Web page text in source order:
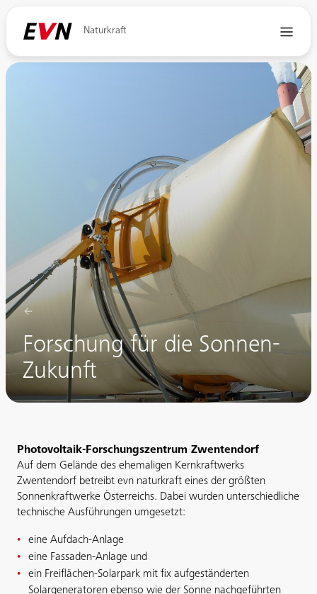
Naturkraft
Forschung für die Sonnen-
Zukunft
Photovoltaik-Forschungszentrum Zwentendorf
Auf dem Gelände des ehemaligen Kernkraftwerks
Zwentendorf betreibt evn naturkraft eines der größten
Sonnenkraftwerke Österreichs. Dabei wurden unterschiedliche
technische Ausführungen umgesetzt:
eine Aufdach-Anlage
eine Fassaden-Anlage und
ein Freiflächen-Solarpark mit fix aufgeständerten
Solargeneratoren ebenso wie der Sonne nachgeführten